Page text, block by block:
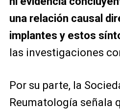
una relación causal
implantes y estos
las investigaciones
Por su parte, la
Reumatología señala